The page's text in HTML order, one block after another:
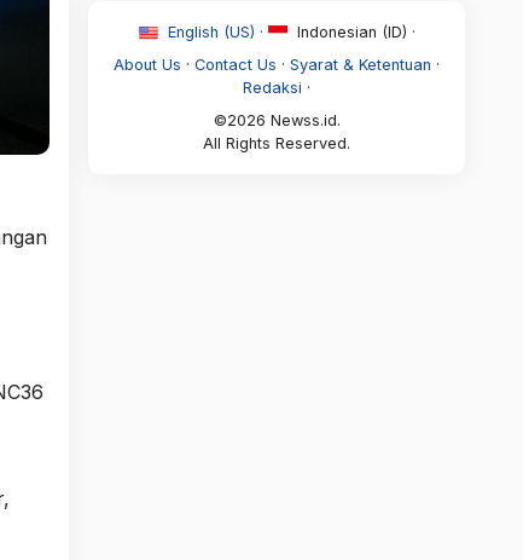
English (US) ·
Indonesian (ID) ·
About Us · Contact Us · Syarat & Ketentuan ·
Redaksi ·
©2026 Newss.id.
All Rights Reserved.